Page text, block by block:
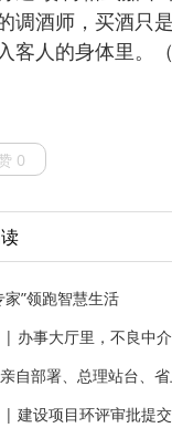
调酒师，买酒只
客人的身体里。
0
家”领跑智慧生活
办事大厅里，不良中介
自部署、总理站台、
| 建设项目环评审批提